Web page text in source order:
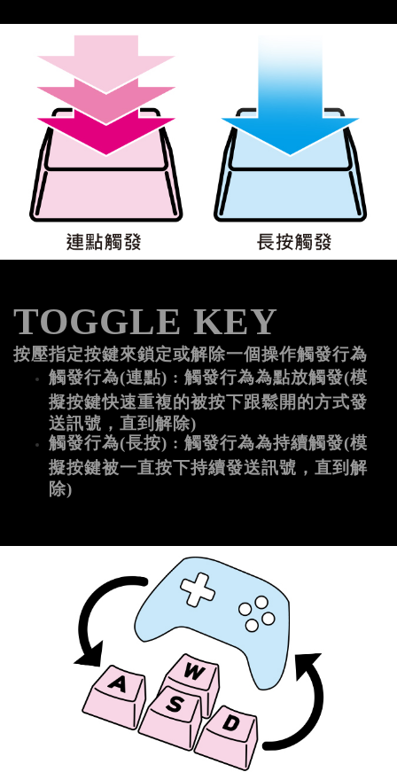
TOGGLE KEY
按壓指定按鍵來鎖定或解除一個操作觸發行為
觸發行為(連點) : 觸發行為為點放觸發(模
擬按鍵快速重複的被按下跟鬆開的方式發
送訊號，直到解除)
觸發行為(長按) : 觸發行為為持續觸發(模
擬按鍵被一直按下持續發送訊號，直到解
除)
記住帳號